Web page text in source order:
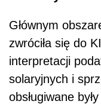
Głównym
zwróciła się do
interpretacji
solaryjnych i
obsługiwane